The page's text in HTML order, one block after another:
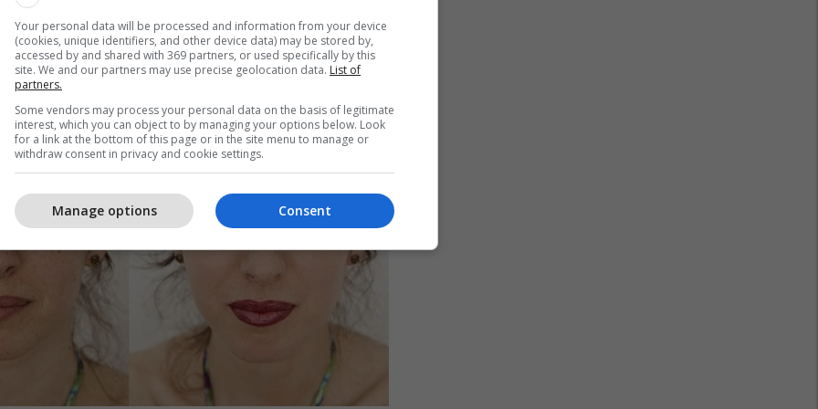
e cila më pas transportohet drejt qelizave më
(keratinocitet), duke i dhënë ngjyrën asaj, si
foto mbrojtës ndaj rrezatim it diellor.
Your personal data will be processed and information from your device
(cookies, unique identifiers, and other device data) may be stored by,
accessed by and shared with 369 partners, or used specifically by this
site. We and our partners may use precise geolocation data. List of
partners.
Some vendors may process your personal data on the basis of legitimate
interest, which you can object to by managing your options below. Look
for a link at the bottom of this page or in the site menu to manage or
withdraw consent in privacy and cookie settings.
Consent
Manage options